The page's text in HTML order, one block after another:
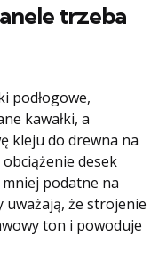
trzeba
podłogowe,
kawałki, a
kleju do drewna na
desek
podatne na
że strojenie
ton i powoduje